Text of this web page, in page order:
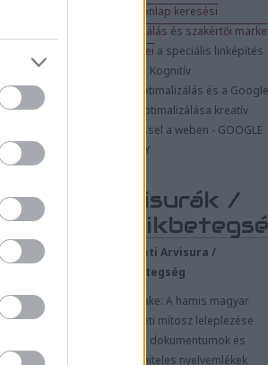
a honlap keresési
optimalizálás és szakértői
módszerei a speciális linképítés
területén. Kognitív
honlapoptimalizálás és a
kereső optimalizálása kreatív
linképítéssel a weben - GOOGLE
ELSŐ HELY
Arvisurák /
Az eredeti Arvisura /
Pánikbetegség
Film remake: A hamis magyar
őstörténeti mítosz leleplezése
régészeti dokumentumok és
valóban hiteles nyelvemlékek
az
Egyetem
Intézete
felsőfokú
Oktatási-
(UMOTI) 2008.
Tannyelvű...
legendái